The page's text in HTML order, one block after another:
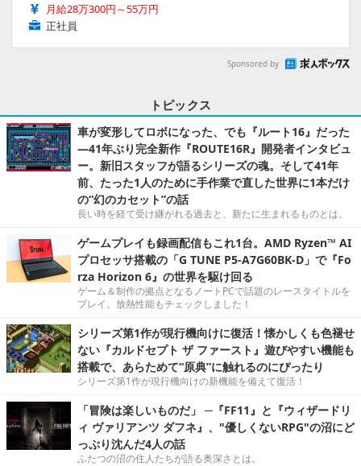
月給28万300円～55万円
正社員
Sponsored by
トピックス
車が変形してロボになった、でも『ルート16』だった
―41年ぶり完全新作『ROUTE16R』開発者インタビュ
ー。新旧スタッフが語るシリーズの魂。そして41年
前、たった1人のために手作業で直した世界に1本だけ
の“幻のカセット”の話
長い時を経て受け継がれる過去と、新たに生まれるものとは。
ゲームプレイも録画配信もこれ1台。AMD Ryzen™ AI
プロセッサ搭載の「G TUNE P5-A7G60BK-D」で『Fo
rza Horizon 6』の世界を駆け回る
ゲーム＆制作の拠点となるノートPCで話題のレースタイトルを
プレイ。放熱性能もチェックしました！
シリーズ第1作が現行機向けに復活！懐かしくも色褪せ
ない『カルドセプト ザ ファースト』遊びやすい機能も
搭載で、あらためて“原典”に触れるのにぴったり
シリーズ第1作が現行機向けの新機能を備えて復活！
「冒険は楽しいものだ」 ─『FF11』と『ウィザードリ
ィ ヴァリアンツ ダフネ』、"優しくないRPG"の沼にど
っぷり沈んだ4人の話
ふたつの沼の住人たちが語る奥深さとは。